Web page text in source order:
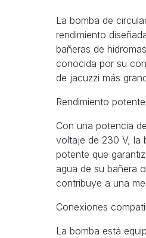
La bomba de
rendimiento
bañeras de
conocida por su
de jacuzzi más
Rendimiento potente
Con una potencia
voltaje de 230 V, la
potente que
agua de su bañera
contribuye a una
Conexiones
La bomba está